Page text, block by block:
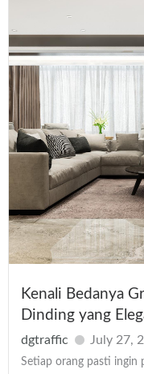
Kenali Bedanya
Dinding yang
dgtraffic July 27,
Setiap orang pasti ingin